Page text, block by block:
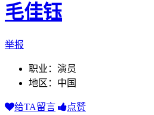
毛佳钰
举报
职业：演员
地区：中国
给TA留言 点赞